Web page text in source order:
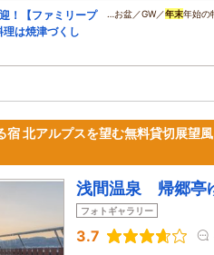
！【ファミリープ
は焼津づくし
…お盆／GW／年末年始の
宿 北アルプスを望む無料貸切展望
浅間温泉 帰郷亭
フォトギャラリー
3.7